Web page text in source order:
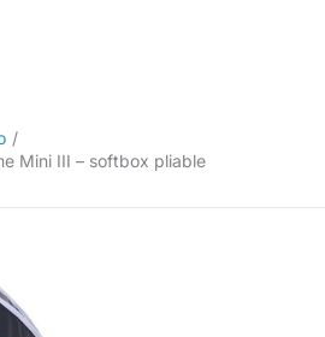
Mini III – softbox pliable